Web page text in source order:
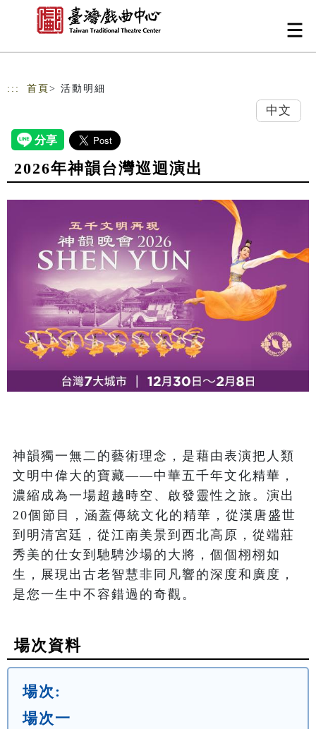
跳到主要內容
網站導覽
::: 首頁 > 活動明細
中文
2026年神韻台灣巡迴演出
神韻獨一無二的藝術理念，是藉由表演把人類
文明中偉大的寶藏——中華五千年文化精華，
濃縮成為一場超越時空、啟發靈性之旅。演出
20個節目，涵蓋傳統文化的精華，從漢唐盛世
到明清宮廷，從江南美景到西北高原，從端莊
秀美的仕女到馳騁沙場的大將，個個栩栩如
生，展現出古老智慧非同凡響的深度和廣度，
是您一生中不容錯過的奇觀。
場次資料
場次:
場次一